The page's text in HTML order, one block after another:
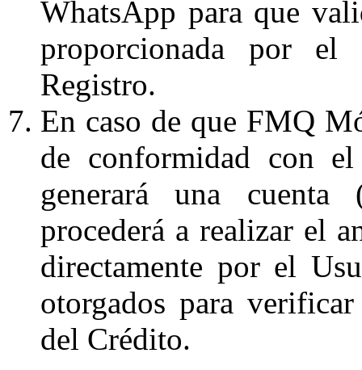
WhatsApp para que
proporcionada por
Registro.
En caso de que FMQ
de conformidad con
generará una
procederá a realizar el
directamente por el
otorgados para
del Crédito.